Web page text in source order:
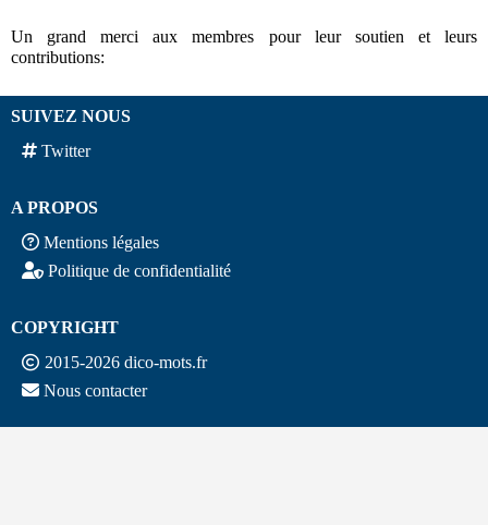
Un grand merci aux membres pour leur soutien et leurs
contributions:
SUIVEZ NOUS
Twitter
A PROPOS
Mentions légales
Politique de confidentialité
COPYRIGHT
2015-2026 dico-mots.fr
Nous contacter